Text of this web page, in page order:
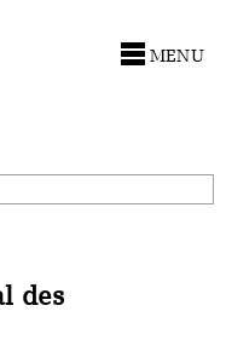
MENU
des